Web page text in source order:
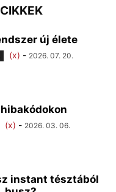
új élete
(x) - 2026. 07. 20.
(x) - 2026. 03. 06.
instant tésztából